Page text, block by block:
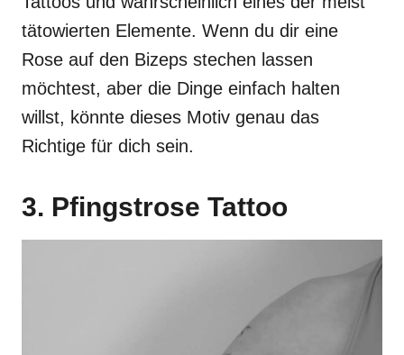
tätowierten Elemente. Wenn du dir eine
Rose auf den Bizeps stechen lassen
möchtest, aber die Dinge einfach halten
willst, könnte dieses Motiv genau das
Richtige für dich sein.
3. Pfingstrose Tattoo